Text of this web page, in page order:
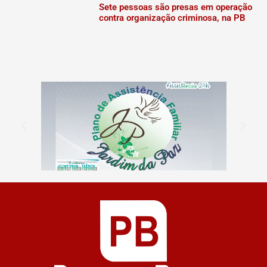
Sete pessoas são presas em operação
contra organização criminosa, na PB